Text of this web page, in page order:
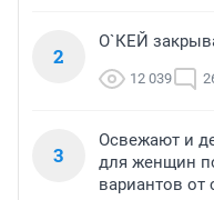
2
О`КЕЙ
12 039
3
Освежают и
для женщин
вариантов от